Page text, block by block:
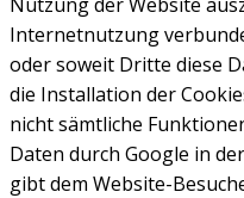
Internetnutzung
oder soweit Dritte diese
die Installation der
nicht sämtliche
Daten durch Google in
gibt dem Website-